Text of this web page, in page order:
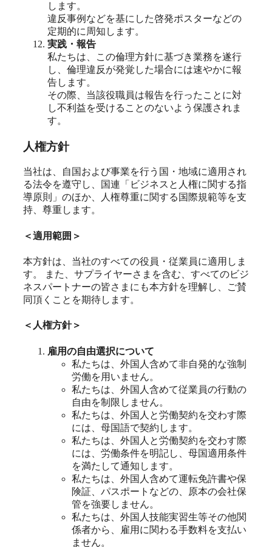
します。
違反事例などを基にした啓発ポスターなどの
定期的に周知します。
実践・報告
私たちは、この倫理方針に基づき業務を遂行
し、倫理違反が発覚した場合には速やかに報
告します。
その際、当該役職員は報告を行ったことに対
し不利益を受けることのないよう保護されま
す。
人権方針
当社は、自国および事業を行う国・地域に適用され
る法令を遵守し、国連「ビジネスと人権に関する指
導原則」のほか、人権尊重に関する国際規範等を支
持、尊重します。
＜適用範囲＞
本方針は、当社のすべての役員・従業員に適用しま
す。 また、サプライヤーさまを含む、すべてのビジ
ネスパートナーの皆さまにも本方針を理解し、ご賛
同頂くことを期待します。
＜人権方針＞
雇用の自由選択について
私たちは、外国人含めて非自発的な強制
労働を用いません。
私たちは、外国人含めて従業員の行動の
自由を制限しません。
私たちは、外国人と労働契約を交わす際
には、母国語で契約します。
私たちは、外国人と労働契約を交わす際
には、労働条件を明記し、母国適用条件
を満たして通知します。
私たちは、外国人含めて運転免許書や保
険証、パスポートなどの、原本の会社保
管を強要しません。
私たちは、外国人技能実習生等その他関
係者から、雇用に関わる手数料を支払い
ません。